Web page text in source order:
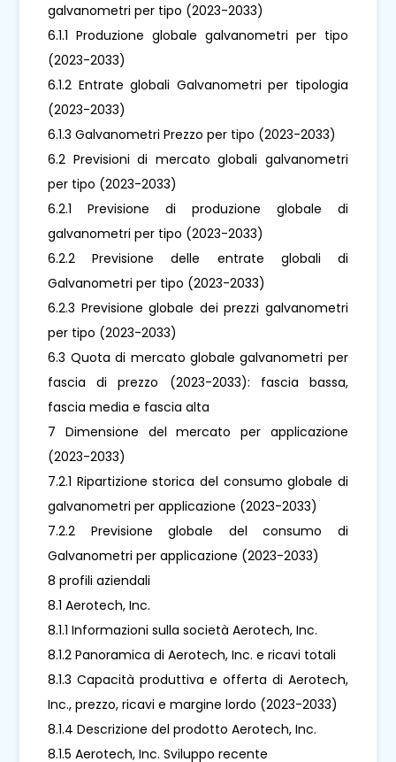
galvanometri per tipo (2023-2033)
6.1.1 Produzione globale galvanometri per tipo
(2023-2033)
6.1.2 Entrate globali Galvanometri per tipologia
(2023-2033)
6.1.3 Galvanometri Prezzo per tipo (2023-2033)
6.2 Previsioni di mercato globali galvanometri
per tipo (2023-2033)
6.2.1 Previsione di produzione globale di
galvanometri per tipo (2023-2033)
6.2.2 Previsione delle entrate globali di
Galvanometri per tipo (2023-2033)
6.2.3 Previsione globale dei prezzi galvanometri
per tipo (2023-2033)
6.3 Quota di mercato globale galvanometri per
fascia di prezzo (2023-2033): fascia bassa,
fascia media e fascia alta
7 Dimensione del mercato per applicazione
(2023-2033)
7.2.1 Ripartizione storica del consumo globale di
galvanometri per applicazione (2023-2033)
7.2.2 Previsione globale del consumo di
Galvanometri per applicazione (2023-2033)
8 profili aziendali
8.1 Aerotech, Inc.
8.1.1 Informazioni sulla società Aerotech, Inc.
8.1.2 Panoramica di Aerotech, Inc. e ricavi totali
8.1.3 Capacità produttiva e offerta di Aerotech,
Inc., prezzo, ricavi e margine lordo (2023-2033)
8.1.4 Descrizione del prodotto Aerotech, Inc.
8.1.5 Aerotech, Inc. Sviluppo recente